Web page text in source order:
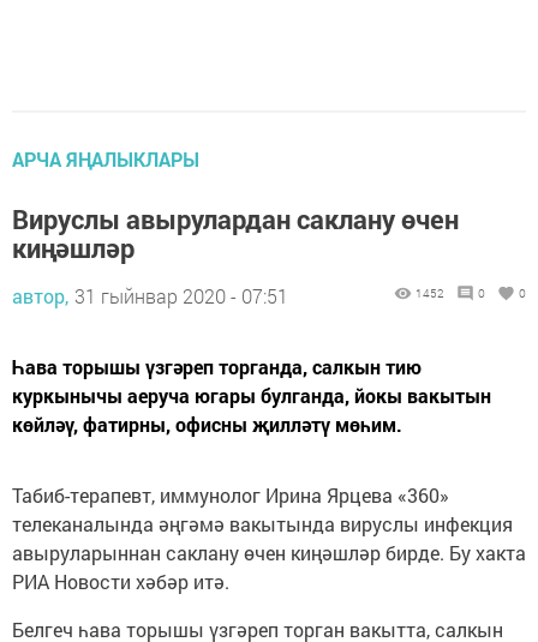
АРЧА ЯҢАЛЫКЛАРЫ
Вируслы авырулардан саклану өчен
киңәшләр
автор, 31 гыйнвар 2020 - 07:51 1452 0 0
Һава торышы үзгәреп торганда, салкын тию
куркынычы аеруча югары булганда, йокы вакытын
көйләү, фатирны, офисны җилләтү мөһим.
Табиб-терапевт, иммунолог Ирина Ярцева «360»
телеканалында әңгәмә вакытында вируслы инфекция
авыруларыннан саклану өчен киңәшләр бирде. Бу хакта
РИА Новости хәбәр итә.
Белгеч һава торышы үзгәреп торган вакытта, салкын